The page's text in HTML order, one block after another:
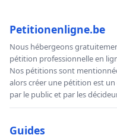
Petitionenligne.be
Nous hébergeons
pétition professionnelle en
Nos pétitions sont
alors créer une pétition est
par le public et par les
Guides